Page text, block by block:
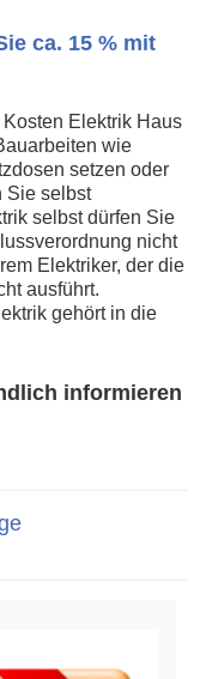
ca. 15 % mit
Elektrik Haus
wie
setzen oder
Sie selbst
selbst dürfen Sie
nicht
Elektriker, der die
ausführt.
gehört in die
informieren